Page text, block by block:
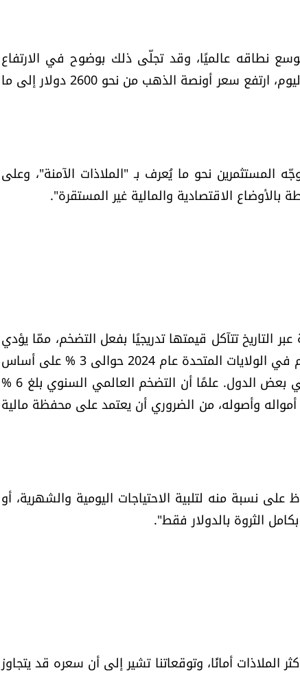
نطاقه عالميًا، وقد تجلّى ذلك بوضوح في الارتفاع
اللافت لأسعار الذهب. فمنذ وصول ترمب إلى السلطة وحتى اليوم، ارتفع سعر أونصة الذهب من نحو 2600 دولار إلى ما
المستثمرين نحو ما يُعرف بـ "الملاذات الآمنة"، وعلى
الاقتصادية والمالية غير المستقرة".
التاريخ تتآكل قيمتها تدريجيًا بفعل التضخم، ممّا يؤدي
إلى تراجع القدرة الشرائية. على سبيل المثال، بلغ معدل التضخم في الولايات المتحدة عام 2024 حوالى 3 % على أساس
سنوي، وكان قد وصل سابقًا إلى أكثر 8 %، بل تعدّى 10 % في بعض الدول. علمًا أن التضخم العالمي السنوي بلغ 6 %
أمواله وأصوله، من الضروري أن يعتمد على محفظة مالية
نسبة منه لتلبية الاحتياجات اليومية والشهرية، أو
الثروة بالدولار فقط".
الملاذات أمانًا، وتوقعاتنا تشير إلى أن سعره قد يتجاوز